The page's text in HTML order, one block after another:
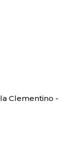
Clementino -